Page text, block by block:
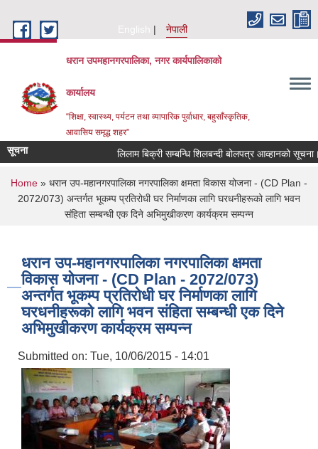
English
नेपाली
धरान उपमहानगरपालिका, नगर कार्यपालिकाको
कार्यालय
“शिक्षा, स्वास्थ्य, पर्यटन तथा व्यापारिक पुर्वाधार, बहुसाँस्कृतिक,
आवासिय समृद्ध शहर”
सूचना लिलाम बिक्री सम्बन्धि शिलबन्दी बोलपत्र आव्हानको सूचना।
You are here
Home » धरान उप-महानगरपालिका नगरपालिका क्षमता विकास योजना - (CD Plan -
2072/073) अन्तर्गत भूकम्प प्रतिरोधी घर निर्माणका लागि घरधनीहरूको लागि भवन
संहिता सम्बन्धी एक दिने अभिमुखीकरण कार्यक्रम सम्पन्न
धरान उप-महानगरपालिका नगरपालिका क्षमता
विकास योजना - (CD Plan - 2072/073)
अन्तर्गत भूकम्प प्रतिरोधी घर निर्माणका लागि
घरधनीहरूको लागि भवन संहिता सम्बन्धी एक दिने
अभिमुखीकरण कार्यक्रम सम्पन्न
Submitted on: Tue, 10/06/2015 - 14:01